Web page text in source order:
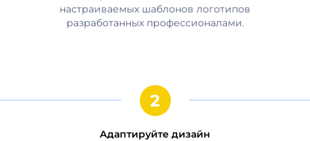
настраиваемых шаблонов логотипов
разработанных профессионалами.
Адаптируйте дизайн